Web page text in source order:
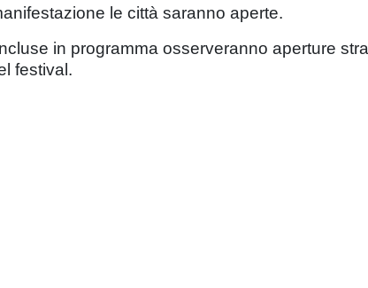
le città saranno aperte.
in programma osserveranno aperture
festival.